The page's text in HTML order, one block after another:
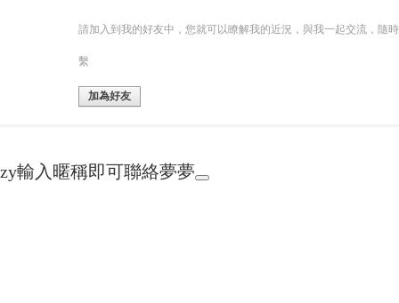
請加入到我的好友中，您就可以瞭解我的近況，與我一起交流，隨
繫
加為好友